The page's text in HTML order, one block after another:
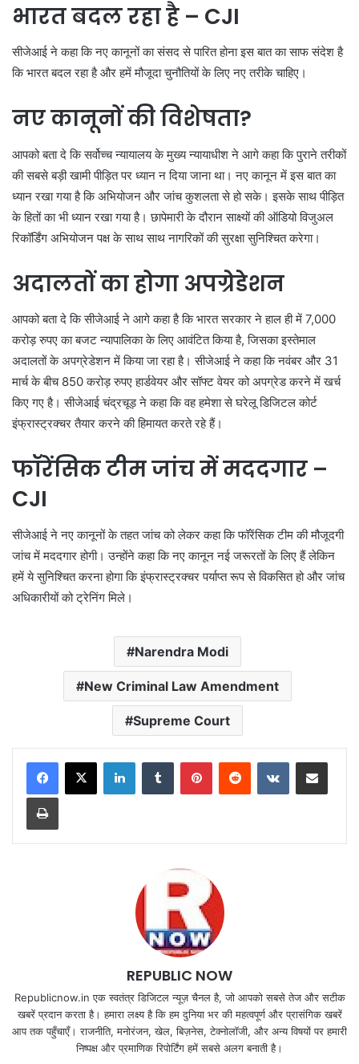
भारत बदल रहा है – CJI
सीजेआई ने कहा कि नए कानूनों का संसद से पारित होना इस बात का साफ संदेश है
कि भारत बदल रहा है और हमें मौजूदा चुनौतियों के लिए नए तरीके चाहिए।
नए कानूनों की विशेषता?
आपको बता दे कि सर्वोच्च न्यायालय के मुख्य न्यायाधीश ने आगे कहा कि पुराने तरीकों
की सबसे बड़ी खामी पीड़ित पर ध्यान न दिया जाना था। नए कानून में इस बात का
ध्यान रखा गया है कि अभियोजन और जांच कुशलता से हो सके। इसके साथ पीड़ित
के हितों का भी ध्यान रखा गया है। छापेमारी के दौरान साक्ष्यों की ऑडियो विजुअल
रिकॉर्डिंग अभियोजन पक्ष के साथ साथ नागरिकों की सुरक्षा सुनिश्चित करेगा।
अदालतों का होगा अपग्रेडेशन
आपको बता दे कि सीजेआई ने आगे कहा है कि भारत सरकार ने हाल ही में 7,000
करोड़ रुपए का बजट न्यापालिका के लिए आवंटित किया है, जिसका इस्तेमाल
अदालतों के अपग्रेडेशन में किया जा रहा है। सीजेआई ने कहा कि नवंबर और 31
मार्च के बीच 850 करोड़ रुपए हार्डवेयर और सॉफ्ट वेयर को अपग्रेड करने में खर्च
किए गए है। सीजेआई चंद्रचूड़ ने कहा कि वह हमेशा से घरेलू डिजिटल कोर्ट
इंफ्रास्ट्रक्चर तैयार करने की हिमायत करते रहे हैं।
फॉरेंसिक टीम जांच में मददगार –
CJI
सीजेआई ने नए कानूनों के तहत जांच को लेकर कहा कि फॉरेंसिक टीम की मौजूदगी
जांच में मददगार होगी। उन्होंने कहा कि नए कानून नई जरूरतों के लिए हैं लेकिन
हमें ये सुनिश्चित करना होगा कि इंफ्रास्ट्रक्चर पर्याप्त रूप से विकसित हो और जांच
अधिकारीयों को ट्रेनिंग मिले।
Narendra Modi
New Criminal Law Amendment
Supreme Court
LinkedInTumblr PinterestReddit VKontakteShare via Email
Print
REPUBLIC NOW
Republicnow.in एक स्वतंत्र डिजिटल न्यूज़ चैनल है, जो आपको सबसे तेज और सटीक
खबरें प्रदान करता है। हमारा लक्ष्य है कि हम दुनिया भर की महत्वपूर्ण और प्रासंगिक खबरें
आप तक पहुँचाएँ। राजनीति, मनोरंजन, खेल, बिज़नेस, टेक्नोलॉजी, और अन्य विषयों पर हमारी
निष्पक्ष और प्रमाणिक रिपोर्टिंग हमें सबसे अलग बनाती है।